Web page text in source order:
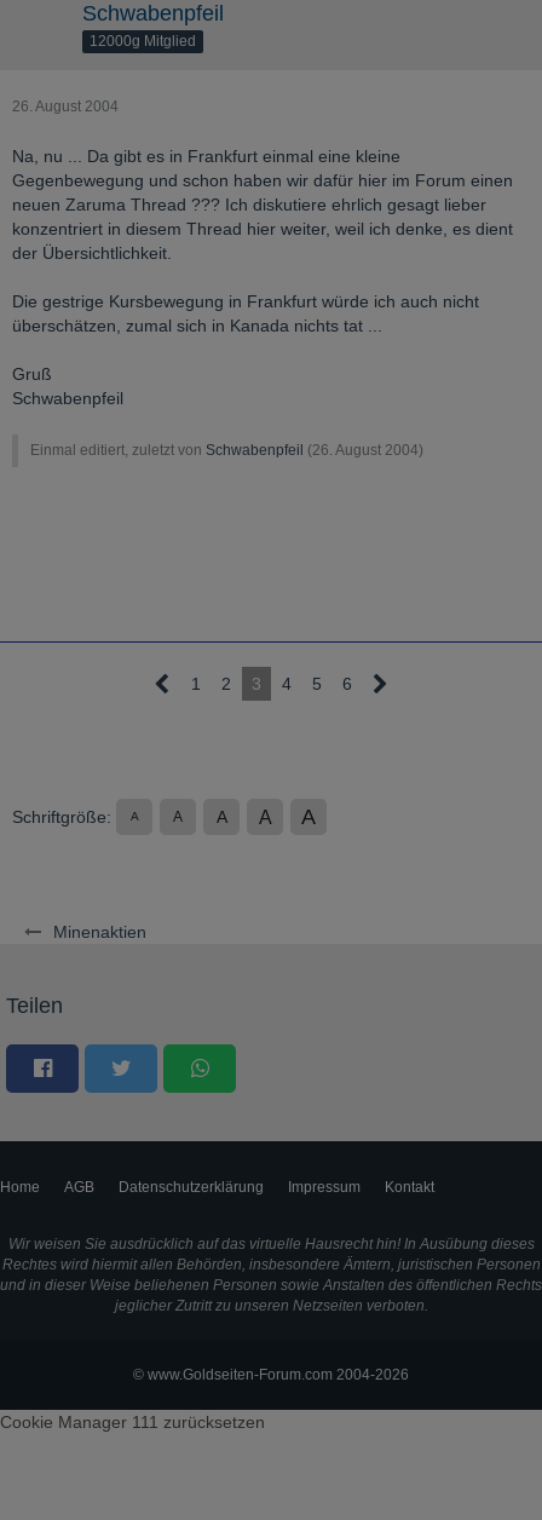
Minenaktien
Schwabenpfeil
12000g Mitglied
26. August 2004
Na, nu ... Da gibt es in Frankfurt einmal eine kleine
Gegenbewegung und schon haben wir dafür hier im Forum einen
neuen Zaruma Thread ??? Ich diskutiere ehrlich gesagt lieber
konzentriert in diesem Thread hier weiter, weil ich denke, es dient
der Übersichtlichkeit.
Die gestrige Kursbewegung in Frankfurt würde ich auch nicht
überschätzen, zumal sich in Kanada nichts tat ...
Gruß
Schwabenpfeil
Einmal editiert, zuletzt von Schwabenpfeil (26. August 2004)
1 2 3 4 5 6
Schriftgröße: A A A A A
Teilen
Home AGB Datenschutzerklärung Impressum Kontakt
Wir weisen Sie ausdrücklich auf das virtuelle Hausrecht hin! In Ausübung dieses
Rechtes wird hiermit allen Behörden, insbesondere Ämtern, juristischen Personen
und in dieser Weise beliehenen Personen sowie Anstalten des öffentlichen Rechts
jeglicher Zutritt zu unseren Netzseiten verboten.
© www.Goldseiten-Forum.com 2004-2026
Cookie Manager 111 zurücksetzen